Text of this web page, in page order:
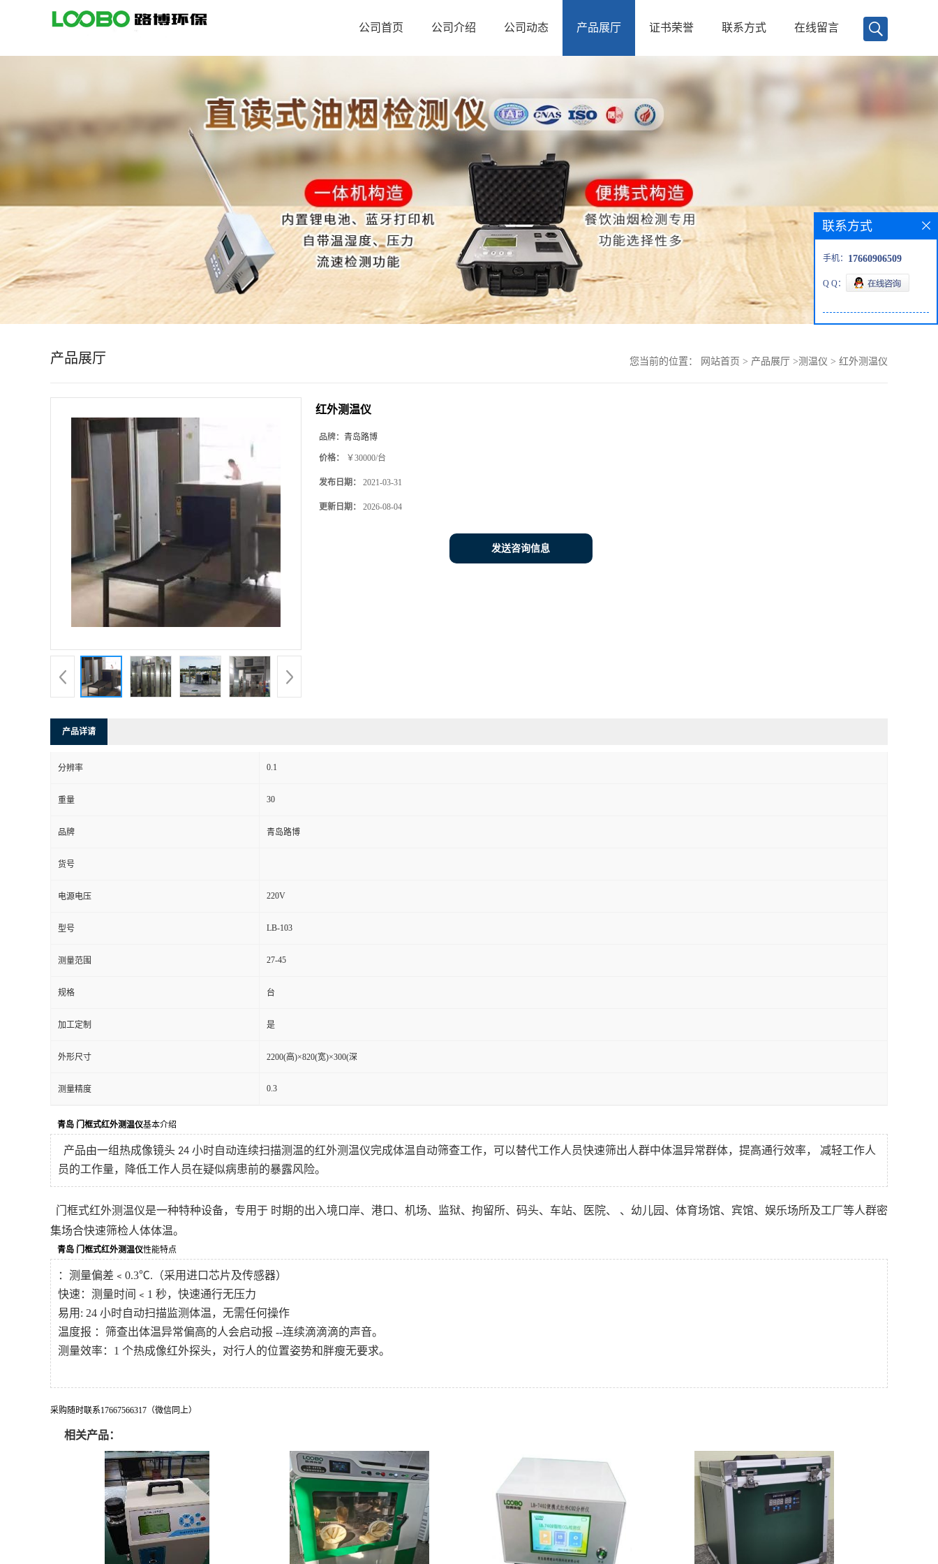
首
公司首页 公司介绍 公司动态 产品展厅 证书荣誉 联系方式 在线留言
产品展厅 您当前的位置： 网站首页 > 产品展厅 >测温仪 > 红外测温仪
红外测温仪
品牌： 青岛路博
价格： ￥30000/台
发布日期： 2021-03-31
更新日期： 2026-08-04
发送咨询信息
产品详请
分辨率 0.1
重量 30
品牌 青岛路博
货号
电源电压 220V
型号 LB-103
测量范围 27-45
规格 台
加工定制 是
外形尺寸 2200(高)×820(宽)×300(深
测量精度 0.3
青岛 门框式红外测温仪基本介绍
产品由一组热成像镜头 24 小时自动连续扫描测温的红外测温仪完成体温自动筛查工作，可以替代工作人员快速筛出人群中体温异常群体，提高通行效率，
减轻工作人
员的工作量，降低工作人员在疑似病患前的暴露风险。
门框式红外测温仪是一种特种设备，专用于 时期的出入境口岸、港口、 机场、监狱、拘留所、码头、车站、医院、 、幼儿园、体育场馆、宾馆、娱乐场所及工厂等人群密
集场合快速筛检人体体温。
青岛 门框式红外测温仪性能特点
：测量偏差﹤ 0.3℃.（采用进口芯片及传感器）
快速：测量时间﹤ 1 秒，快速通行无压力
易用 : 24 小时自动扫描监测体温，无需任何操作
温度报 ：筛查出体温异常偏高的人会启动报 --连续滴滴滴的声音。
测量效率： 1 个热成像红外探头，对行人的位置姿势和胖瘦无要求。
采购随时联系17667566317（微信同上）
相关产品：
联系方式
手机： 17660906509
Q Q：